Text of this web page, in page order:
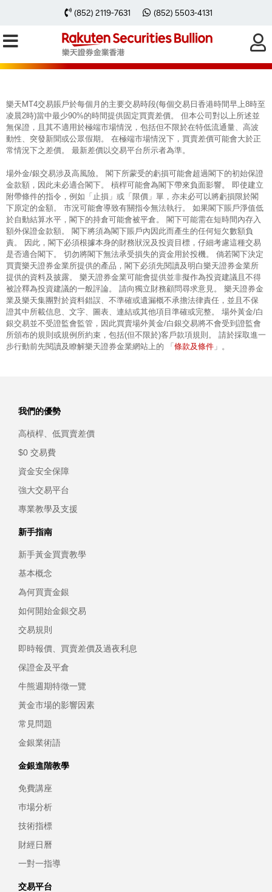
(852) 2119-7631 (852) 5503-4131
每周黃金分析 20251124
樂天MT4交易賬戶於每個月的主要交易時段(每個交易日香港時間早上8時至
凌晨2時)當中最少90%的時間提供固定買賣差價。 但本公司對以上所述並
無保證，且其不適用於極端市場情況，包括但不限於在特低流通量、高波
動性、突發新聞或公眾假期。 在極端市場情況下，買賣差價可能會大於正
常情況下之差價。 最新差價以交易平台所示者為準。
場外金/銀交易涉及高風險。 閣下所蒙受的虧損可能會超過閣下的初始保證
金款額，因此未必適合閣下。 槓桿可能會為閣下帶來負面影響。 即使建立
附帶條件的指令，例如「止損」或「限價」單，亦未必可以將虧損限於閣
下原定的金額。 市況可能會導致有關指令無法執行。 如果閣下賬戶淨值低
於自動結算水平，閣下的持倉可能會被平倉。 閣下可能需在短時間內存入
額外保證金款額。 閣下將須為閣下賬戶內因此而產生的任何短欠數額負
責。 因此，閣下必須根據本身的財務狀況及投資目標，仔細考慮這種交易
是否適合閣下。 切勿將閣下無法承受損失的資金用於投機。 倘若閣下決定
買賣樂天證券金業所提供的產品，閣下必須先閱讀及明白樂天證券金業所
提供的資料及披露。 樂天證券金業可能會提供並非擬作為投資建議且不得
被詮釋為投資建議的一般評論。 請向獨立財務顧問尋求意見。 樂天證券金
業及樂天集團對於資料錯誤、不準確或遺漏概不承擔法律責任，並且不保
證其中所載信息、文字、圖表、連結或其他項目準確或完整。 場外黃金/白
銀交易並不受證監會監管，因此買賣場外黃金/白銀交易將不會受到證監會
所頒布的規則或規例所約束，包括(但不限於)客戶款項規則。 請於採取進一
步行動前先閱讀及瞭解樂天證券金業網站上的 「 條款及條件 」。
我們的優勢
高槓桿、低買賣差價
$0 交易費
資金安全保障
強大交易平台
專業教學及支援
新手指南
新手黃金買賣教學
基本概念
為何買賣金銀
如何開始金銀交易
交易規則
即時報價、買賣差價及過夜利息
保證金及平倉
牛熊週期特徵一覽
黃金市場的影響因素
常見問題
金銀業術語
金銀進階教學
免費講座
巿場分析
技術指標
財經日曆
一對一指導
交易平台